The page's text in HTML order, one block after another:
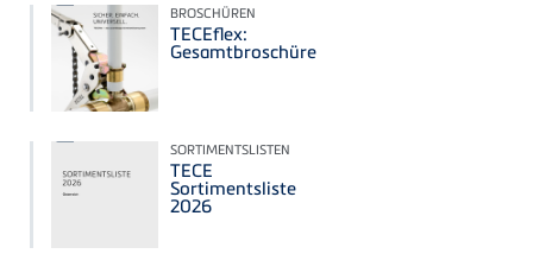
BROSCHÜREN
TECEflex:
Gesamtbroschüre
SORTIMENTSLISTEN
TECE
Sortimentsliste
2026